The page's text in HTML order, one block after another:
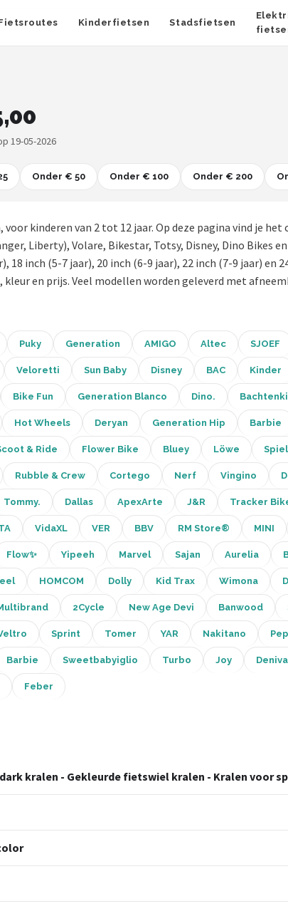
Kinderfietsen Stadsfietsen
19-05-2026
Onder € 50 Onder € 100 Onder € 200
kinderen van 2 tot 12 jaar. Op deze pagina vind je
Liberty), Volare, Bikestar, Totsy, Disney, Dino Bikes
18 inch (5-7 jaar), 20 inch (6-9 jaar), 22 inch (7-9 jaar)
en prijs. Veel modellen worden geleverd met
Puky Generation AMIGO Altec SJOEF
Veloretti Sun Baby Disney BAC Kinder
Bike Fun Generation Blanco Dino.
Hot Wheels Deryan Generation Hip Barbie
& Ride Flower Bike Bluey Löwe
Rubble & Crew Cortego Nerf Vingino
Tommy. Dallas ApexArte J&R Tracker
VidaXL VER BBV RM Store® MINI
Flow✨ Yipeeh Marvel Sajan Aurelia
HOMCOM Dolly Kid Trax Wimona
2Cycle New Age Devi Banwood
Sprint Tomer YAR Nakitano
Barbie Sweetbabyiglio Turbo Joy Deniva
Feber
kralen - Gekleurde fietswiel kralen - Kralen voor